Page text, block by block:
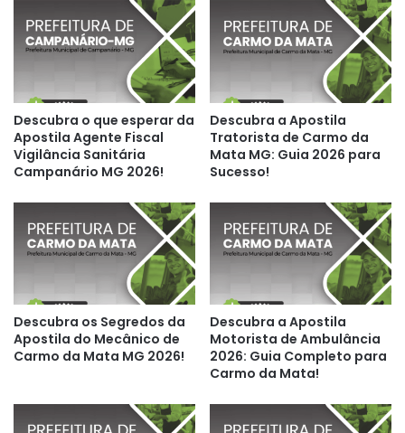
Descubra o que esperar da
Apostila Agente Fiscal
Vigilância Sanitária
Campanário MG 2026!
Descubra a Apostila
Tratorista de Carmo da
Mata MG: Guia 2026 para
Sucesso!
Descubra os Segredos da
Apostila do Mecânico de
Carmo da Mata MG 2026!
Descubra a Apostila
Motorista de Ambulância
2026: Guia Completo para
Carmo da Mata!